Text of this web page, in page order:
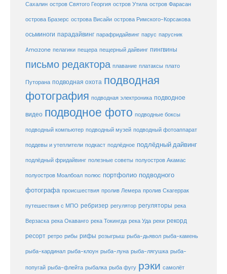
Сахалин остров Святого Георгия остров Утила остров Фарасан
острова Бразерс острова Висайи острова Римского-Корсакова
осьминоги парадайвинг парафридайвинг парус парусник
Amazone пелагики пещера пещерный дайвинг пингвины
письмо редактора плавание платаксы плато
Путорана подводная охота подводная
фотография подводная электроника подводное
видео подводное фото подводные боксы
подводный компьютер подводный музей подводный фотоаппарат
поддевы и утеплители подкаст подлёдное подлёдный дайвинг
подлёдный фридайвинг полезные советы полуостров Акамас
полуостров Моалбоал полюс портфолио подводного
фотографа происшествия пролив Лемера пролив Скагеррак
путешествия с МПО ребризер регулятор регуляторы река
Верзаска река Окаванго река Токингда река Уда реки рекорд
ресорт ретро рибы рифы розыгрыш рыба-дьявол рыба-камень
рыба-кардинал рыба-клоун рыба-луна рыба-лягушка рыба-
попугай рыба-флейта рыбалка рыба фугу рэки самолёт